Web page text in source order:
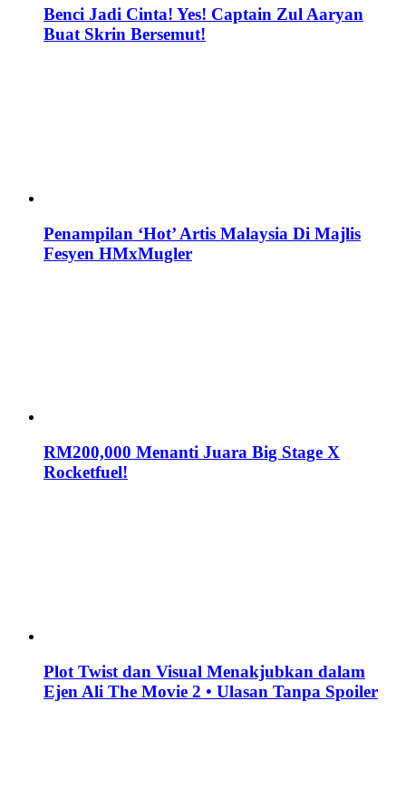
Benci Jadi Cinta! Yes! Captain Zul Aaryan
Buat Skrin Bersemut!
Penampilan ‘Hot’ Artis Malaysia Di Majlis
Fesyen HMxMugler
RM200,000 Menanti Juara Big Stage X
Rocketfuel!
Plot Twist dan Visual Menakjubkan dalam
Ejen Ali The Movie 2 • Ulasan Tanpa Spoiler